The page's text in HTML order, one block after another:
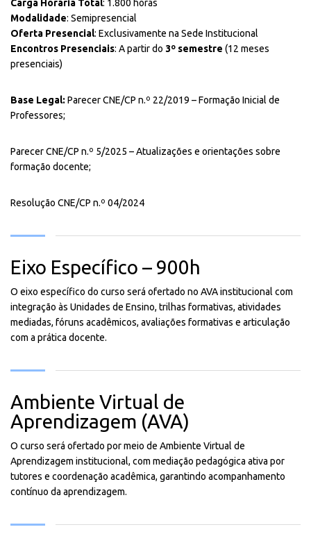
Carga Horária Total: 1.800 horas
Modalidade: Semipresencial
Oferta Presencial: Exclusivamente na Sede Institucional
Encontros Presenciais: A partir do 3º semestre (12 meses
presenciais)
Base Legal: Parecer CNE/CP n.º 22/2019 – Formação Inicial de
Professores;
Parecer CNE/CP n.º 5/2025 – Atualizações e orientações sobre
formação docente;
Resolução CNE/CP n.º 04/2024
Eixo Específico – 900h
O eixo específico do curso será ofertado no AVA institucional com
integração às Unidades de Ensino, trilhas formativas, atividades
mediadas, fóruns acadêmicos, avaliações formativas e articulação
com a prática docente.
Ambiente Virtual de
Aprendizagem (AVA)
O curso será ofertado por meio de Ambiente Virtual de
Aprendizagem institucional, com mediação pedagógica ativa por
tutores e coordenação acadêmica, garantindo acompanhamento
contínuo da aprendizagem.